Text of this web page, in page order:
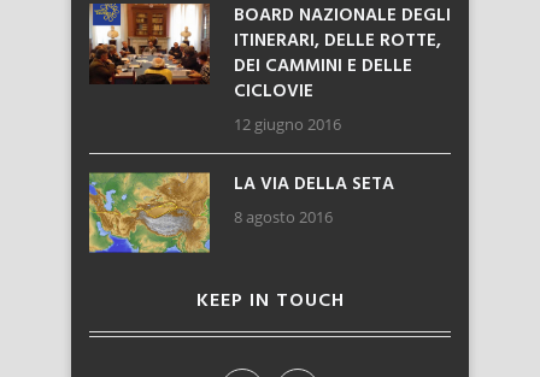
BOARD NAZIONALE DEGLI
ITINERARI, DELLE ROTTE,
DEI CAMMINI E DELLE
CICLOVIE
12 giugno 2016
LA VIA DELLA SETA
8 agosto 2016
KEEP IN TOUCH